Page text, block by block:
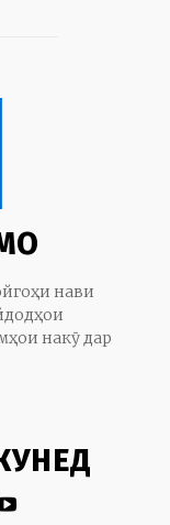
нави
накӯ дар